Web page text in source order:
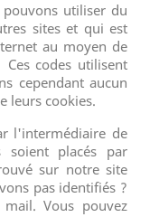
utiliser du
sites et qui est
au moyen de
codes utilisent
cependant aucun
leurs cookies.
l'intermédiaire de
soient placés par
sur notre site
pas identifiés ?
Vous pouvez